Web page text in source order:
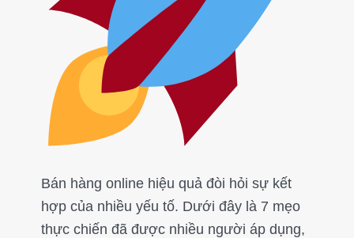
Bán hàng online hiệu quả đòi hỏi sự kết
hợp của nhiều yếu tố. Dưới đây là 7 mẹo
thực chiến đã được nhiều người áp dụng,